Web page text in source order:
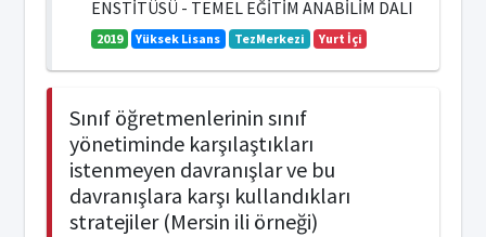
ENSTİTÜSÜ - TEMEL EĞİTİM ANABİLİM DALI
2019 Yüksek Lisans TezMerkezi Yurt İçi
Sınıf öğretmenlerinin sınıf
yönetiminde karşılaştıkları
istenmeyen davranışlar ve bu
davranışlara karşı kullandıkları
stratejiler (Mersin ili örneği)